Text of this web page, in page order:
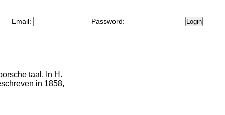
Email: Password: Login
taal. In H.
in 1858,